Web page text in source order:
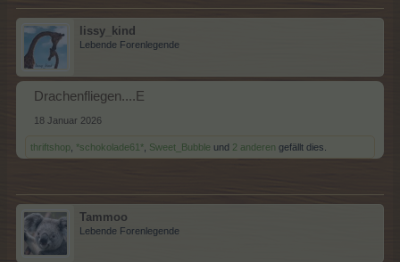
lissy_kind
Lebende Forenlegende
Drachenfliegen....E
18 Januar 2026
thriftshop *schokolade61* Sweet_Bubble und 2 anderen gefällt dies.
Tammoo
Lebende Forenlegende